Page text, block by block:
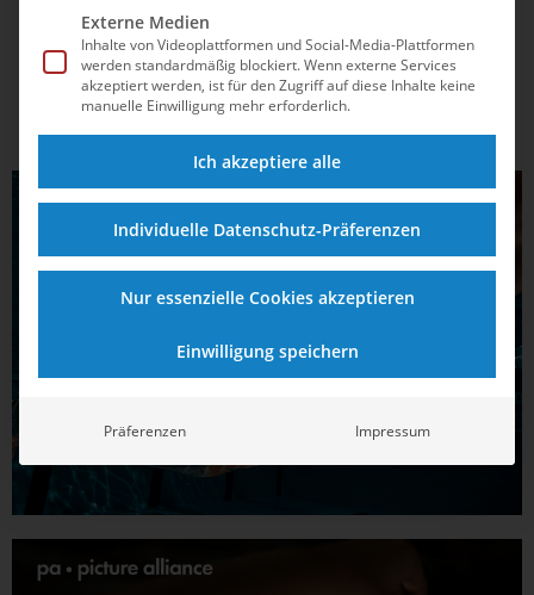
Klemet in den Top Ten.
Externe Medien
Inhalte von Videoplattformen und Social-Media-Plattformen
werden standardmäßig blockiert. Wenn externe Services
akzeptiert werden, ist für den Zugriff auf diese Inhalte keine
manuelle Einwilligung mehr erforderlich.
Ich akzeptiere alle
Individuelle Datenschutz-Präferenzen
Nur essenzielle Cookies akzeptieren
Einwilligung speichern
Präferenzen Impressum